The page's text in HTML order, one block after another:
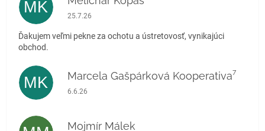
MK Hodnotenie obchodu je 5 z 5 hviezdičiek.
25.7.26
Ďakujem veľmi pekne za ochotu a ústretovosť, vynikajúci
obchod.
MK Marcela Gašpárková Kooperativa⁷
Hodnotenie obchodu je 5 z 5 hviezdičiek.
6.6.26
Mojmír Málek